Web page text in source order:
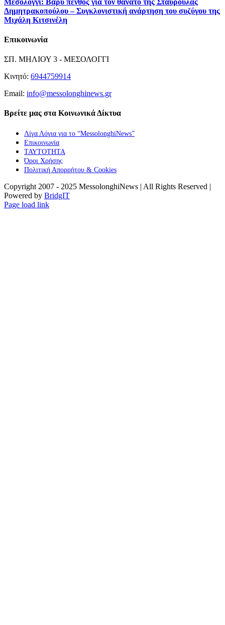
Δημητρακοπούλου – Συγκλονιστική ανάρτηση του συζύγου της
Μιχάλη Κιτσινέλη
Επικοινωνία
ΣΠ. ΜΗΛΙΟΥ 3 - ΜΕΣΟΛΟΓΓΙ
Κινητό: 6944759914
Email: info@messolonghinews.gr
Βρείτε μας στα Κοινωνικά Δίκτυα
Λίγα Λόγια για το “MessolonghiNews”
Επικοινωνία
ΤΑΥΤΟΤΗΤΑ
Όροι Χρήσης
Πολιτική Απορρήτου & Cookies
Copyright 2007 - 2025 MessolonghiNews | All Rights Reserved |
Powered by BridgIT
YouTube
Facebook
Instagram
Page load link